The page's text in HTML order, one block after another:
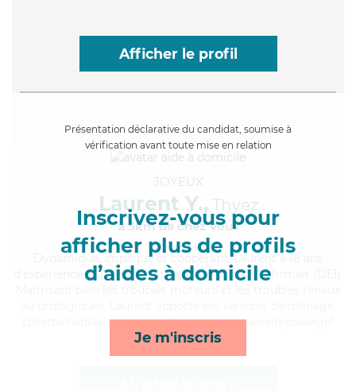
Afficher le profil
Présentation déclarative du candidat, soumise à
vérification avant toute mise en relation
Inscrivez-vous pour
afficher plus de profils
d’aides à domicile
Je m'inscris
JOYEUX
Laurent Y., Thyez
à 5km de chez Vous
, impliqué et coopératif, Laurent a 18 ans
d'expérience et possède un diplôme d'Etat d'infirmier (DEI).
toilette/habillage, courses/livraison et lessive/repassage*